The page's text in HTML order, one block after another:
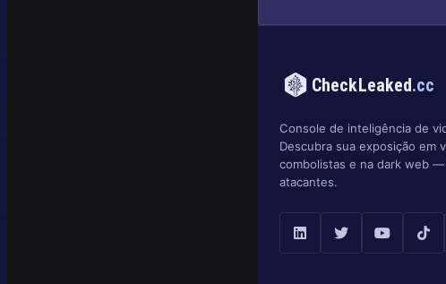
CheckLeaked.cc
Console de inteligência de
Descubra sua exposição em
combolistas e na dark web
atacantes.